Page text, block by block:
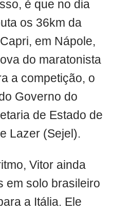
é que no dia
os 36km da
em Nápole,
do maratonista
a competição, o
Governo do
de Estado de
Lazer (Sejel).
Vitor ainda
em solo brasileiro
a Itália. Ele